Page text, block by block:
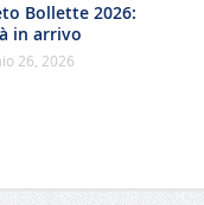
Bollette 2026:
in arrivo
26, 2026